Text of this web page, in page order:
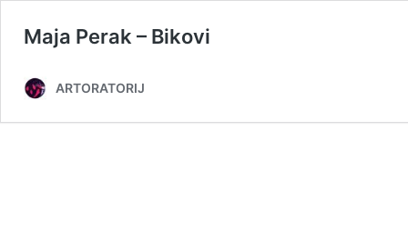
Maja Perak – Bikovi
ARTORATORIJ